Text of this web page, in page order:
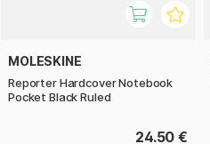
MOLESKINE
Reporter Hardcover Notebook
Pocket Black Ruled
24.50 €